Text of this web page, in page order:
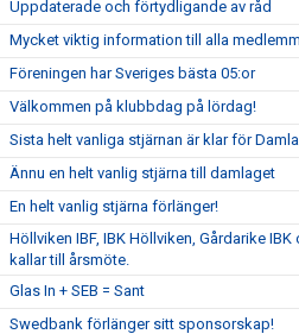
Uppdaterade och förtydligande av råd
Mycket viktig information till alla
Föreningen har Sveriges bästa 05:or
Välkommen på klubbdag på lördag!
Sista helt vanliga stjärnan är klar för
Ännu en helt vanlig stjärna till damlaget
En helt vanlig stjärna förlänger!
Höllviken IBF, IBK Höllviken, Gårdarike IBK
kallar till årsmöte.
Glas In + SEB = Sant
Swedbank förlänger sitt sponsorskap!